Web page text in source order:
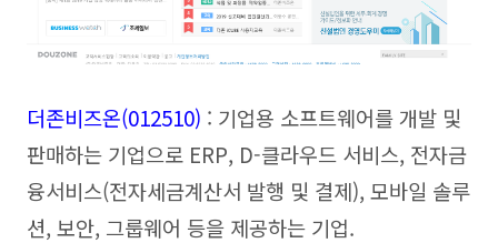
더존비즈온(012510) : 기업용 소프트웨어를 개발 및
판매하는 기업으로 ERP, D-클라우드 서비스, 전자금
융서비스(전자세금계산서 발행 및 결제), 모바일 솔루
션, 보안, 그룹웨어 등을 제공하는 기업.